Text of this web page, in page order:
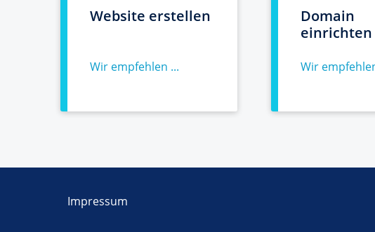
Website erstellen
Wir empfehlen ...
Domain
einrichten
Wir
Impressum